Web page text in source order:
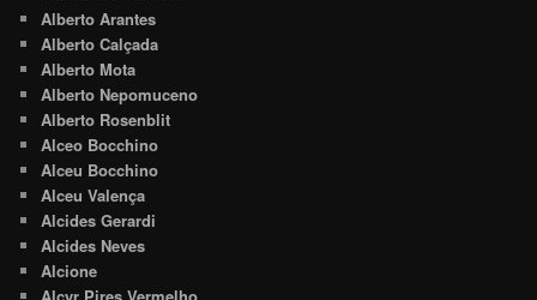
Alberto Arantes
Alberto Calçada
Alberto Mota
Alberto Nepomuceno
Alberto Rosenblit
Alceo Bocchino
Alceu Bocchino
Alceu Valença
Alcides Gerardi
Alcides Neves
Alcione